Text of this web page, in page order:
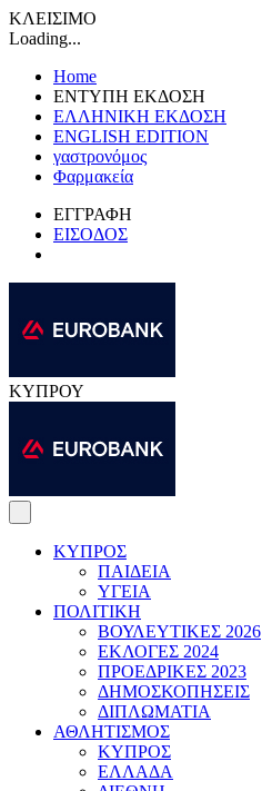
ΚΛΕΙΣΙΜΟ
Loading...
Home
ΕΝΤΥΠΗ ΕΚΔΟΣΗ
ΕΛΛΗΝΙΚΗ ΕΚΔΟΣΗ
ENGLISH EDITION
γαστρονόμος
Φαρμακεία
ΕΓΓΡΑΦΗ
ΕΙΣΟΔΟΣ
ΚΥΠΡΟΥ
ΚΥΠΡΟΣ
ΠΑΙΔΕΙΑ
ΥΓΕΙΑ
ΠΟΛΙΤΙΚΗ
ΒΟΥΛΕΥΤΙΚΕΣ 2026
ΕΚΛΟΓΕΣ 2024
ΠΡΟΕΔΡΙΚΕΣ 2023
ΔΗΜΟΣΚΟΠΗΣΕΙΣ
ΔΙΠΛΩΜΑΤΙΑ
ΑΘΛΗΤΙΣΜΟΣ
ΚΥΠΡΟΣ
ΕΛΛΑΔΑ